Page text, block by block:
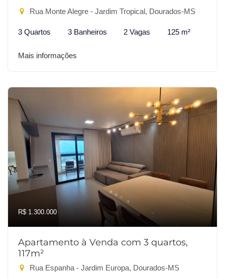
Rua Monte Alegre - Jardim Tropical, Dourados-MS
3 Quartos 3 Banheiros 2 Vagas 125 m²
Mais informações
R$ 1.300.000
Apartamento à Venda com 3 quartos,
117m²
Rua Espanha - Jardim Europa, Dourados-MS